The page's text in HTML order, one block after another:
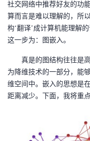
程
认
证
的
实
验
我
的
收
藏
支
持
声
建
社交网络中推荐好友的功
算而言是难以理解的，所
构‘翻译’成计算机能理解
这一步为：图嵌入。
真是的图结构往往是
为降维技术的一部分，能
维空间中。嵌入的思想是
距离减少。下面，我将重